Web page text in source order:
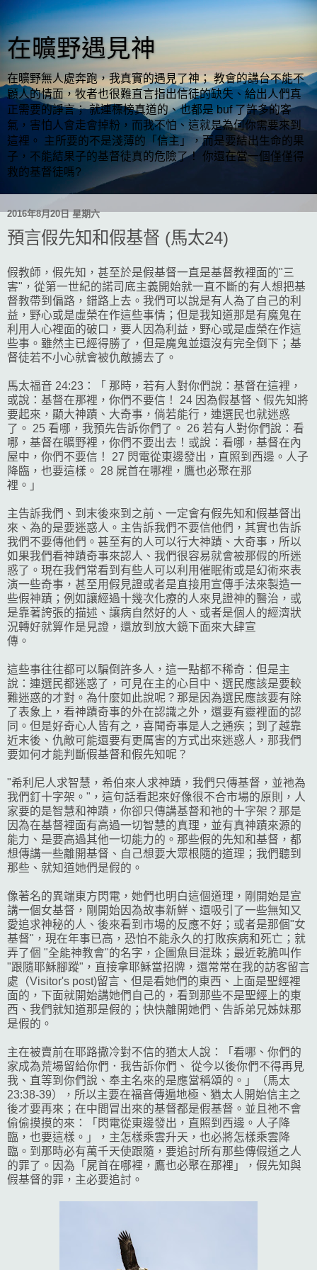
在曠野遇見神
在曠野無人處奔跑，我真實的遇見了神； 教會的講台不能不
顧人的情面，牧者也很難直言指出信徒的缺失、給出人們真
正需要的諍言； 就連標榜真道的、也都是 buf 了許多的客
氣，害怕人會走會掉粉，而我不怕、這就是為何你需要來到
這裡。 主所要的不是淺薄的「信主」，而是要結出生命的果
子，不能結果子的基督徒真的危險了！ 你還在當一個僅僅得
救的基督徒嗎?
2016年8月20日 星期六
預言假先知和假基督 (馬太24)
假教師，假先知，甚至於是假基督一直是基督教裡面的"三
害"，從第一世紀的諾司底主義開始就一直不斷的有人想把基
督教帶到偏路，錯路上去。我們可以說是有人為了自己的利
益，野心或是虛榮在作這些事情；但是我知道那是有魔鬼在
利用人心裡面的破口，要人因為利益，野心或是虛榮在作這
些事。雖然主已經得勝了，但是魔鬼並還沒有完全倒下；基
督徒若不小心就會被仇敵擄去了。
馬太福音 24:23：「 那時，若有人對你們說：基督在這裡，
或說：基督在那裡，你們不要信！ 24 因為假基督、假先知將
要起來，顯大神蹟、大奇事，倘若能行，連選民也就迷惑
了。 25 看哪，我預先告訴你們了。 26 若有人對你們說：看
哪，基督在曠野裡，你們不要出去！或說：看哪，基督在內
屋中，你們不要信！ 27 閃電從東邊發出，直照到西邊。人子
降臨，也要這樣。 28 屍首在哪裡，鷹也必聚在那
裡。」
主告訴我們、到末後來到之前、一定會有假先知和假基督出
來、為的是要迷惑人。主告訴我們不要信他們，其實也告訴
我們不要傳他們。甚至有的人可以行大神蹟、大奇事，所以
如果我們看神蹟奇事來認人、我們很容易就會被那假的所迷
惑了。現在我們常看到有些人可以利用催眠術或是幻術來表
演一些奇事，甚至用假見證或者是直接用宣傳手法來製造一
些假神蹟；例如讓經過十幾次化療的人來見證神的醫治，或
是靠著誇張的描述、讓病自然好的人、或者是個人的經濟狀
況轉好就算作是見證，還放到放大鏡下面來大肆宣
傳。
這些事往往都可以騙倒許多人，這一點都不稀奇：但是主
說：連選民都迷惑了，可見在主的心目中、選民應該是要較
難迷惑的才對。為什麼如此說呢？那是因為選民應該要有除
了表象上，看神蹟奇事的外在認識之外，還要有靈裡面的認
同。但是好奇心人皆有之，喜聞奇事是人之通疾；到了越靠
近末後、仇敵可能還要有更厲害的方式出來迷惑人，那我們
要如何才能判斷假基督和假先知呢？
"希利尼人求智慧，希伯來人求神蹟，我們只傳基督，並祂為
我們釘十字架。"，這句話看起來好像很不合市場的原則，人
家要的是智慧和神蹟，你卻只傳講基督和祂的十字架？那是
因為在基督裡面有高過一切智慧的真理，並有真神蹟來源的
能力、是要高過其他一切能力的。那些假的先知和基督，都
想傳講一些離開基督、自己想要大眾根隨的道理；我們聽到
那些、就知道她們是假的。
像著名的異端東方閃電，她們也明白這個道理，剛開始是宣
講一個女基督，剛開始因為故事新鮮、還吸引了一些無知又
愛追求神秘的人、後來看到市場的反應不好；或者是那個"女
基督"，現在年事已高，恐怕不能永久的打敗疾病和死亡；就
弄了個 "全能神教會"的名字，企圖魚目混珠；最近乾脆叫作
"跟隨耶穌腳蹤"，直接拿耶穌當招牌，還常常在我的訪客留言
處（Visitor's post)留言、但是看她們的東西、上面是聖經裡
面的，下面就開始講她們自己的，看到那些不是聖經上的東
西、我們就知道那是假的；快快離開她們、告訴弟兄姊妹那
是假的。
主在被賣前在耶路撒冷對不信的猶太人說：「看哪、你們的
家成為荒場留給你們．我告訴你們、 從今以後你們不得再見
我、直等到你們說、奉主名來的是應當稱頌的。」（馬太
23:38-39），所以主要在福音傳遍地極、猶太人開始信主之
後才要再來；在中間冒出來的基督都是假基督。並且祂不會
偷偷摸摸的來：「閃電從東邊發出，直照到西邊。人子降
臨，也要這樣。」，主怎樣乘雲升天，也必將怎樣乘雲降
臨。到那時必有萬千天使跟隨，要追討所有那些傳假道之人
的罪了。因為「屍首在哪裡，鷹也必聚在那裡」，假先知與
假基督的罪，主必要追討。